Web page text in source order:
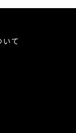
て